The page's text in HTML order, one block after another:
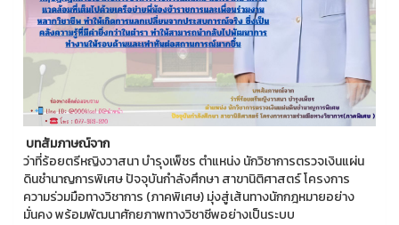
บทสัมภาษณ์จาก
ว่าที่ร้อยตรีหญิงวาสนา บำรุงเพ็ชร ตำแหน่ง นักวิชาการตรวจเงินแผ่น
ดินชำนาญการพิเศษ ปัจจุบันกำลังศึกษา สาขานิติศาสตร์ โครงการ
ความร่วมมือทางวิชาการ (ภาคพิเศษ) มุ่งสู่เส้นทางนักกฎหมายอย่าง
มั่นคง พร้อมพัฒนาศักยภาพทางวิชาชีพอย่างเป็นระบบ